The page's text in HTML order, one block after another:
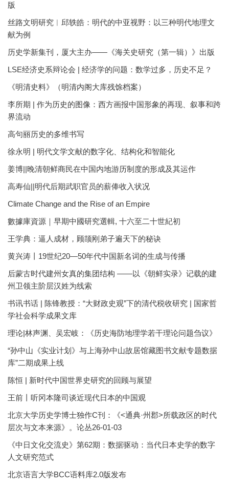
版
丝路文明研究︱邱轶皓：明代的中亚视野：以三种明代地理文
献为例
历史学新集刊，厦大主办——《海关史研究（第一辑）》出版
LSE经济史系辩论会 | 经济学的问题：数学过多，历史不足？
《明清史料》（明清内阁大库残馀档案）
李所期 | 作为历史的图像：西方画报中国形象的再现、叙事和跨
界流动
高句丽历史的多维书写
徐永明 | 明代文学文献的数字化、结构化和智能化
姜博||晚清朝鲜商民在中国内地游历制度的形成及其运作
高寿仙||明代后期武职官员的薪俸收入状况
Climate Change and the Rise of an Empire
數據庫資源｜早期中國研究選輯, 十六至二十世紀初
王学典：逼人成材，顾颉刚弟子遍天下的秘诀
黄兴涛丨19世纪20—50年代中国新名词的生成与传播
后蒙古时代建州女真的集团结构 ——以《朝鲜实录》记载的建
州卫领主阶层汉姓为线索
书讯书话 | 陈锋教授：“大财政史观”下的清代税收研究 | 国家哲
学社会科学成果文库
理论|林声渊、吴宏岐：《历史海防地理学若干理论问题刍议》
“孙中山《实业计划》与上海孙中山故居馆藏图书文献专题数据
库”二期成果上线
陈恒 | 新时代中国世界史研究的回顾与展望
王前丨听冈本隆司谈近现代日本的中国观
北京大学历史学博士独作C刊：《<通典·州郡>所载政区的时代
层次与文本来源》。论丛26-01-03
《中日文化交流史》第62期：数据驱动：当代日本史学的数字
人文研究范式
北京语言大学BCC语料库2.0版发布